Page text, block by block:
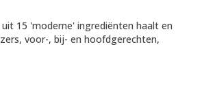
15 'moderne' ingrediënten haalt en
voor-, bij- en hoofdgerechten,